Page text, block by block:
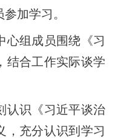
加学习。
心组成员围绕《习
结合工作实际谈学
认识《习近平谈治
，充分认识到学习